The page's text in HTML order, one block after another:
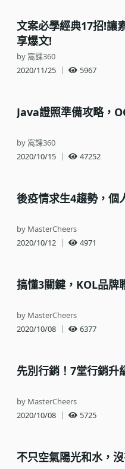
文案必學經典17招!讓
享爆文!
by 窩課360
2020/11/25 ｜ 5967
Java證照準備攻略，
by 窩課360
2020/10/15 ｜ 47252
後疫情求生4趨勢，個
by MasterCheers
2020/10/12 ｜ 4971
搞懂3關鍵，KOL品牌
by MasterCheers
2020/10/08 ｜ 6377
先別行銷！7堂行銷升
by MasterCheers
2020/10/08 ｜ 5725
不只空氣陽光和水，